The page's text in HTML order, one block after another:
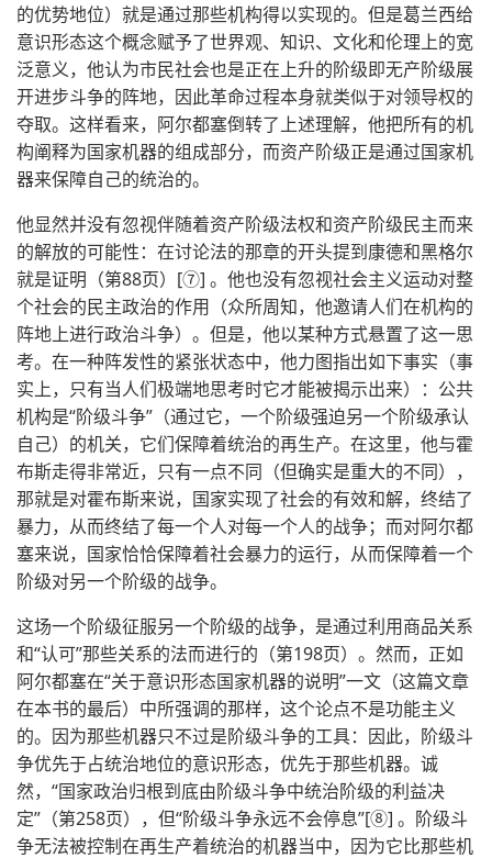
的优势地位）就是通过那些机构得以实现的。但是葛兰西给
意识形态这个概念赋予了世界观、知识、文化和伦理上的宽
泛意义，他认为市民社会也是正在上升的阶级即无产阶级展
开进步斗争的阵地，因此革命过程本身就类似于对领导权的
夺取。这样看来，阿尔都塞倒转了上述理解，他把所有的机
构阐释为国家机器的组成部分，而资产阶级正是通过国家机
器来保障自己的统治的。
他显然并没有忽视伴随着资产阶级法权和资产阶级民主而来
的解放的可能性：在讨论法的那章的开头提到康德和黑格尔
就是证明（第88页）[⑦] 。他也没有忽视社会主义运动对整
个社会的民主政治的作用（众所周知，他邀请人们在机构的
阵地上进行政治斗争）。但是，他以某种方式悬置了这一思
考。在一种阵发性的紧张状态中，他力图指出如下事实（事
实上，只有当人们极端地思考时它才能被揭示出来）：公共
机构是“阶级斗争”（通过它，一个阶级强迫另一个阶级承认
自己）的机关，它们保障着统治的再生产。在这里，他与霍
布斯走得非常近，只有一点不同（但确实是重大的不同），
那就是对霍布斯来说，国家实现了社会的有效和解，终结了
暴力，从而终结了每一个人对每一个人的战争；而对阿尔都
塞来说，国家恰恰保障着社会暴力的运行，从而保障着一个
阶级对另一个阶级的战争。
这场一个阶级征服另一个阶级的战争，是通过利用商品关系
和“认可”那些关系的法而进行的（第198页）。然而，正如
阿尔都塞在“关于意识形态国家机器的说明”一文（这篇文章
在本书的最后）中所强调的那样，这个论点不是功能主义
的。因为那些机器只不过是阶级斗争的工具：因此，阶级斗
争优先于占统治地位的意识形态，优先于那些机器。诚
然，“国家政治归根到底由阶级斗争中统治阶级的利益决
定”（第258页），但“阶级斗争永远不会停息”[⑧] 。阶级斗
争无法被控制在再生产着统治的机器当中，因为它比那些机